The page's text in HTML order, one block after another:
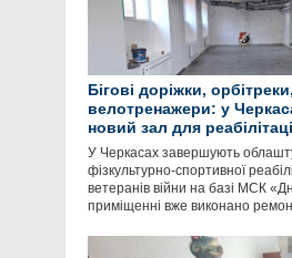
Бігові доріжки, орбітреки,
велотренажери: у
новий зал для
У Черкасах завершують
фізкультурно-спортивної
ветеранів війни на базі МСК
приміщенні вже виконано